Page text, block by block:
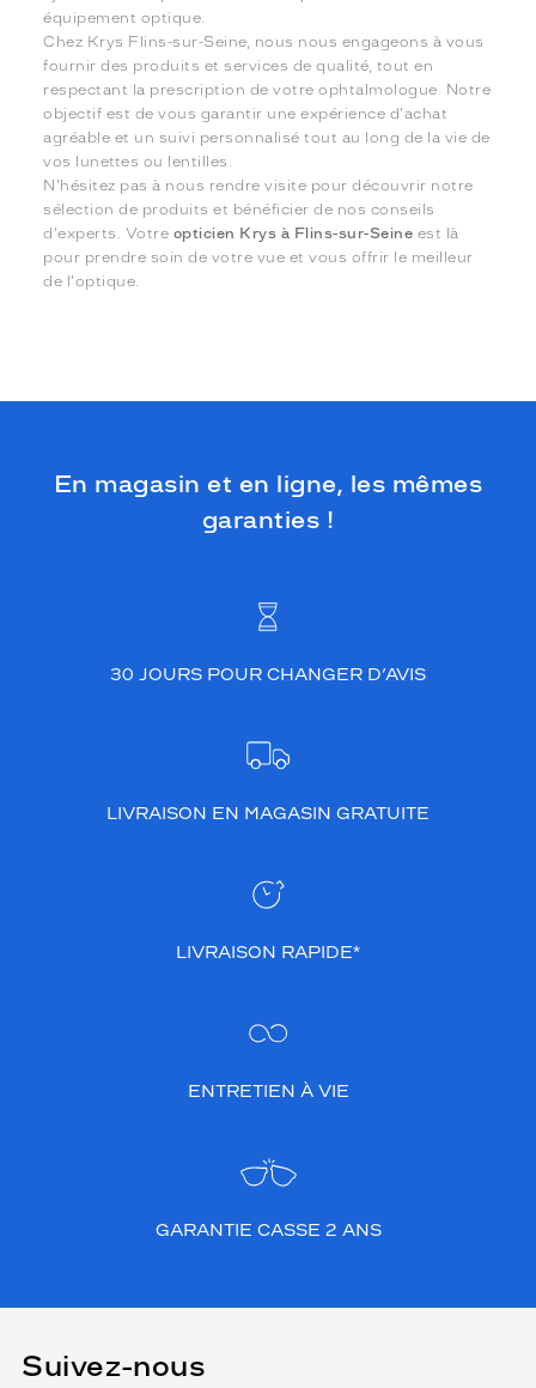
équipement optique.
Chez Krys Flins-sur-Seine, nous nous engageons à vous
fournir des produits et services de qualité, tout en
respectant la prescription de votre ophtalmologue. Notre
objectif est de vous garantir une expérience d'achat
agréable et un suivi personnalisé tout au long de la vie de
vos lunettes ou lentilles.
N'hésitez pas à nous rendre visite pour découvrir notre
sélection de produits et bénéficier de nos conseils
d'experts. Votre opticien Krys à Flins-sur-Seine est là
pour prendre soin de votre vue et vous offrir le meilleur
de l'optique.
En magasin et en ligne, les mêmes
garanties !
30 JOURS POUR CHANGER D’AVIS
LIVRAISON EN MAGASIN GRATUITE
LIVRAISON RAPIDE*
ENTRETIEN À VIE
GARANTIE CASSE 2 ANS
Suivez-nous